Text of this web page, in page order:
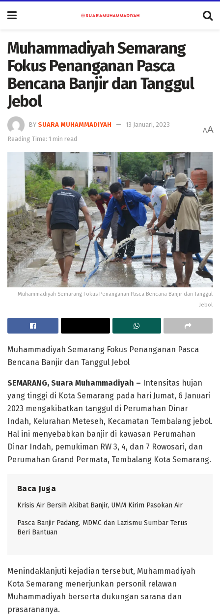
Muhammadiyah Semarang
Fokus Penanganan Pasca
Bencana Banjir dan Tanggul
Jebol
BY SUARA MUHAMMADIYAH
13 Januari, 2023
Reading Time: 1 min read
AA
Muhammadiyah Semarang Fokus Penanganan Pasca Bencana Banjir dan Tanggul
Jebol
Muhammadiyah Semarang Fokus Penanganan Pasca
Bencana Banjir dan Tanggul Jebol
SEMARANG, Suara Muhammadiyah – Intensitas hujan
yang tinggi di Kota Semarang pada hari Jumat, 6 Januari
2023 mengakibatkan tanggul di Perumahan Dinar
Indah, Kelurahan Meteseh, Kecamatan Tembalang jebol.
Hal ini menyebabkan banjir di kawasan Perumahan
Dinar Indah, pemukiman RW 3, 4, dan 7 Rowosari, dan
Perumahan Grand Permata, Tembalang Kota Semarang.
Baca Juga
Krisis Air Bersih Akibat Banjir, UMM Kirim Pasokan Air
Pasca Banjir Padang, MDMC dan Lazismu Sumbar Terus
Beri Bantuan
Menindaklanjuti kejadian tersebut, Muhammadiyah
Kota Semarang menerjunkan personil relawan
Muhammadiyah berserta dukungan sarana dan
prasarananya.